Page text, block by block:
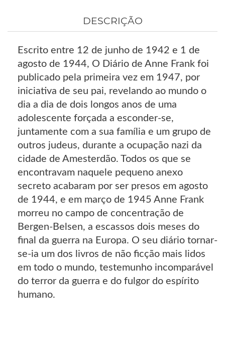
DESCRIÇÃO
Escrito entre 12 de junho de 1942 e 1 de
agosto de 1944, O Diário de Anne Frank foi
publicado pela primeira vez em 1947, por
iniciativa de seu pai, revelando ao mundo o
dia a dia de dois longos anos de uma
adolescente forçada a esconder-se,
juntamente com a sua família e um grupo de
outros judeus, durante a ocupação nazi da
cidade de Amesterdão. Todos os que se
encontravam naquele pequeno anexo
secreto acabaram por ser presos em agosto
de 1944, e em março de 1945 Anne Frank
morreu no campo de concentração de
Bergen-Belsen, a escassos dois meses do
final da guerra na Europa. O seu diário tornar-
se-ia um dos livros de não ficção mais lidos
em todo o mundo, testemunho incomparável
do terror da guerra e do fulgor do espírito
humano.